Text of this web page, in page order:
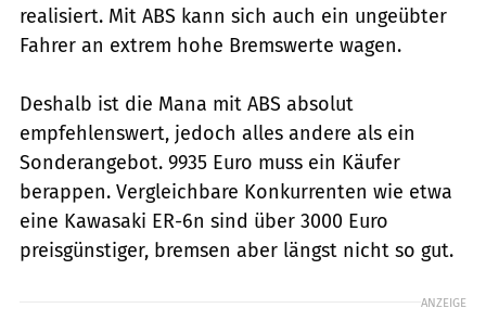
realisiert. Mit ABS kann sich auch ein ungeübter
Fahrer an extrem hohe Bremswerte wagen.
Deshalb ist die Mana mit ABS absolut
empfehlenswert, jedoch alles andere als ein
Sonderangebot. 9935 Euro muss ein Käufer
berappen. Vergleichbare Konkurrenten wie etwa
eine Kawasaki ER-6n sind über 3000 Euro
preisgünstiger, bremsen aber längst nicht so gut.
ANZEIGE